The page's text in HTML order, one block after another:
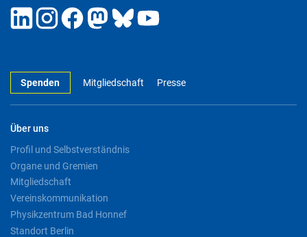
Spenden Mitgliedschaft Presse
Über uns
Profil und Selbstverständnis
Organe und Gremien
Mitgliedschaft
Vereinskommunikation
Physikzentrum Bad Honnef
Standort Berlin